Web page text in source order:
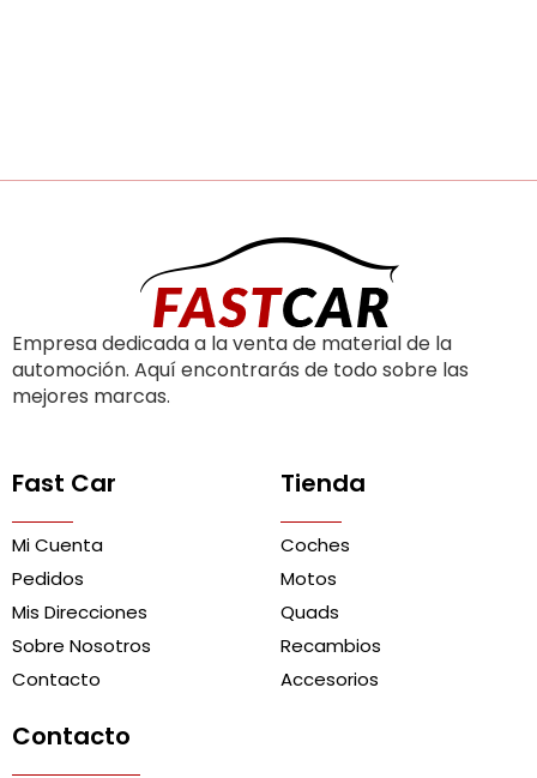
Empresa dedicada a la venta de material de la
automoción. Aquí encontrarás de todo sobre las
mejores marcas.
Fast Car
Mi Cuenta
Pedidos
Mis Direcciones
Sobre Nosotros
Contacto
Tienda
Coches
Motos
Quads
Recambios
Accesorios
Contacto